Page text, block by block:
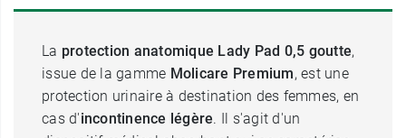
La protection anatomique Lady Pad 0,5 goutte,
issue de la gamme Molicare Premium, est une
protection urinaire à destination des femmes, en
cas d'incontinence légère. Il s'agit d'un